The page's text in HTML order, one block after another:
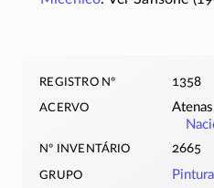
registro nº 1358
acervo
nº inventário 2665
grupo